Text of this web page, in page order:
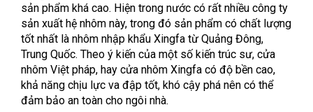
sản phẩm khá cao. Hiện trong nước có rất nhiều công ty
sản xuất hệ nhôm này, trong đó sản phẩm có chất lượng
tốt nhất là nhôm nhập khẩu Xingfa từ Quảng Đông,
Trung Quốc. Theo ý kiến của một số kiến trúc sư, cửa
nhôm Việt pháp, hay cửa nhôm Xingfa có độ bền cao,
khả năng chịu lực va đập tốt, khó cậy phá nên có thể
đảm bảo an toàn cho ngôi nhà.